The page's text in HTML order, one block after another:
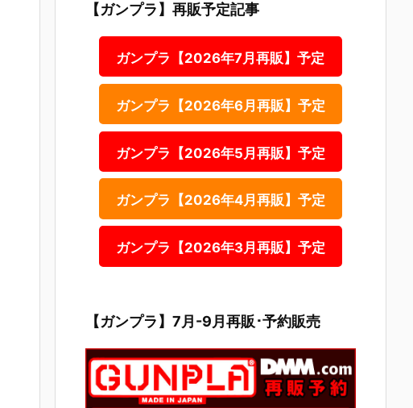
【ガンプラ】再販予定記事
ガンプラ【2026年7月再販】予定
ガンプラ【2026年6月再販】予定
ガンプラ【2026年5月再販】予定
ガンプラ【2026年4月再販】予定
ガンプラ【2026年3月再販】予定
【ガンプラ】7月-9月再販･予約販売